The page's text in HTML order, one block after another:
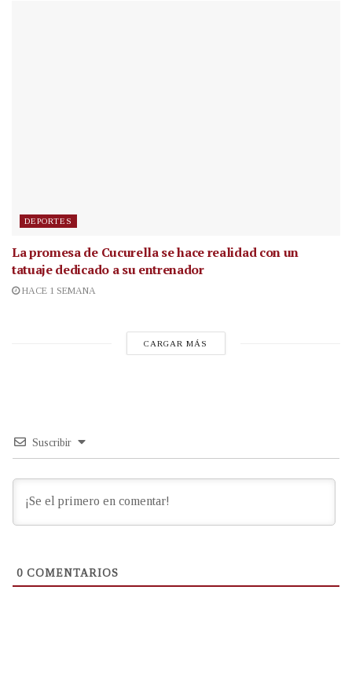
DEPORTES
La promesa de Cucurella se hace realidad con un
tatuaje dedicado a su entrenador
HACE 1 SEMANA
CARGAR MÁS
Suscribir
0 COMENTARIOS